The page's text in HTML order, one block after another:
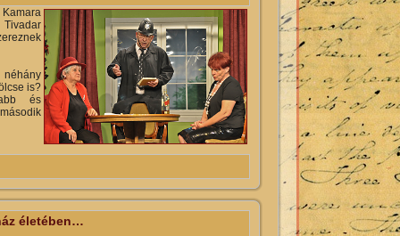
is?
és
kapcsolatosan
életében…